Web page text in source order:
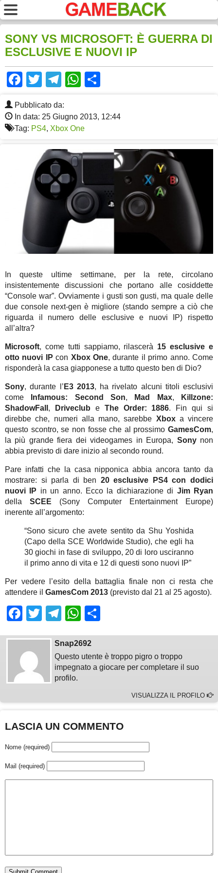
SONY VS MICROSOFT: È GUERRA DI
ESCLUSIVE E NUOVI IP
Facebook
TwitterTelegram
WhatsApp
Pubblicato da:
In data: 25 Giugno 2013, 12:44
Tag: PS4, Xbox One
In queste ultime settimane, per la rete, circolano
insistentemente discussioni che portano alle cosiddette
“Console war”. Ovviamente i gusti son gusti, ma quale delle
due console next-gen è migliore (stando sempre a ciò che
riguarda il numero delle esclusive e nuovi IP) rispetto
all’altra?
Microsoft, come tutti sappiamo, rilascerà 15 esclusive e
otto nuovi IP con Xbox One, durante il primo anno. Come
risponderà la casa giapponese a tutto questo ben di Dio?
Sony, durante l’ E3 2013, ha rivelato alcuni titoli esclusivi
come
Infamous: Second Son, Mad Max,
Killzone:
ShadowFall , Driveclub e The Order: 1886. Fin qui si
direbbe che, numeri alla mano, sarebbe Xboxa vincere
questo scontro, se non fosse che al prossimo GamesCom,
la più grande fiera dei videogames in Europa, Sonynon
abbia previsto di dare inizio al secondo round.
Pare infatti che la casa nipponica abbia ancora tanto da
mostrare: si parla di ben 20 esclusive PS4 con dodici
nuovi IP in un anno. Ecco la dichiarazione di Jim Ryan
della SCEE (Sony Computer Entertainment Europe)
inerente all’argomento:
“Sono sicuro che avete sentito da Shu Yoshida
(Capo della SCE Worldwide Studio), che egli ha
30 giochi in fase di sviluppo, 20 di loro usciranno
il primo anno di vita e 12 di questi sono nuovi IP”
Per vedere l’esito della battaglia finale non ci resta che
attendere il GamesCom 2013 (previsto dal 21 al 25 agosto).
Facebook
TwitterTelegram
WhatsApp
Snap2692
Questo utente è troppo pigro o troppo
impegnato a giocare per completare il suo
profilo.
VISUALIZZA IL PROFILO
LASCIA UN COMMENTO
Nome (required)
Mail (required)